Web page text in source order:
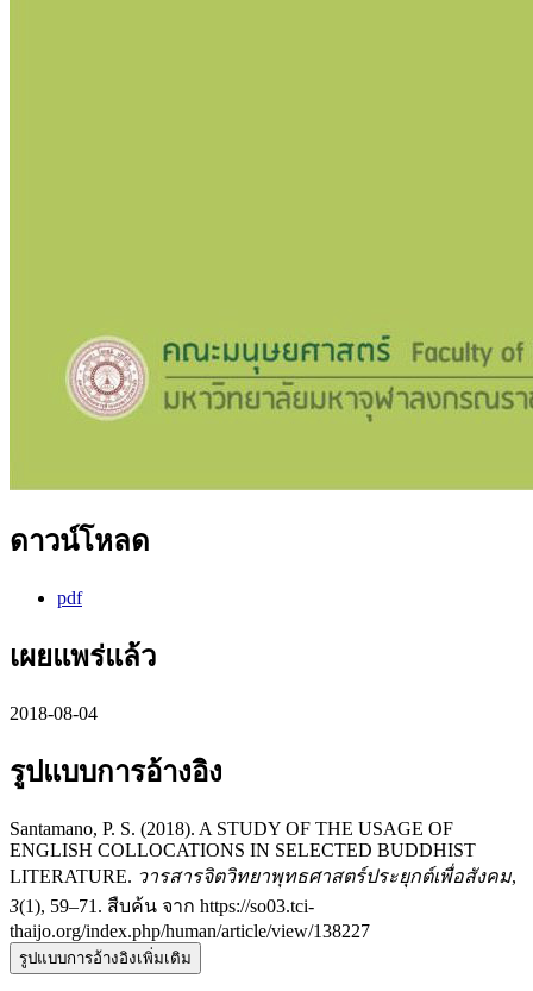
ดาวน์โหลด
pdf
เผยแพร่แล้ว
2018-08-04
รูปแบบการอ้างอิง
Santamano, P. S. (2018). A STUDY OF THE USAGE OF
ENGLISH COLLOCATIONS IN SELECTED BUDDHIST
LITERATURE. วารสารจิตวิทยาพุทธศาสตร์ประยุกต์เพื่อสังคม,
3(1), 59–71. สืบค้น จาก https://so03.tci-
thaijo.org/index.php/human/article/view/138227
รูปแบบการอ้างอิงเพิ่มเติม